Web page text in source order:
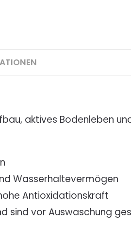
aktives Bodenleben
Wasserhaltevermögen
Antioxidationskraft
sind vor Auswaschung